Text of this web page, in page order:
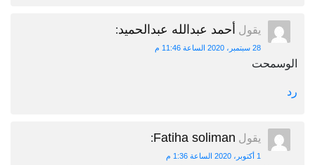
يقول أحمد عبدالله عبدالحميد:
28 سبتمبر، 2020 الساعة 11:46 م
الوسمحت
رد
يقول Fatiha soliman
:
1 أكتوبر، 2020 الساعة 1:36 م